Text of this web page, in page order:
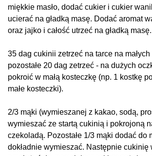
miękkie masło, dodać cukier i cukier
ucierać na gładką masę. Dodać aromat
oraz jajko i całość utrzeć na gładką masę.
35 dag cukinii zetrzeć na tarce na
pozostałe 20 dag zetrzeć - na dużych
pokroić w małą kosteczkę (np. 1 kostkę
małe kosteczki).
2/3 mąki (wymieszanej z kakao, sodą,
wymieszać ze startą cukinią i pokrojoną
czekoladą. Pozostałe 1/3 mąki dodać do
dokładnie wymieszać. Następnie cukinię